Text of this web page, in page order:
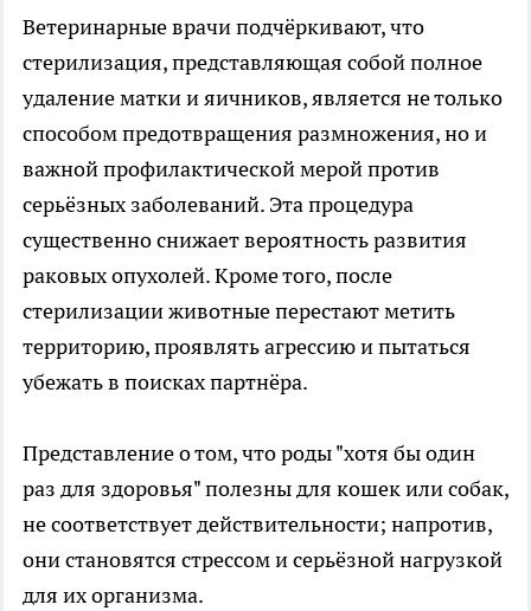
Ветеринарные врачи подчёркивают, что
стерилизация, представляющая собой полное
удаление матки и яичников, является не только
способом предотвращения размножения, но и
важной профилактической мерой против
серьёзных заболеваний. Эта процедура
существенно снижает вероятность развития
раковых опухолей. Кроме того, после
стерилизации животные перестают метить
территорию, проявлять агрессию и пытаться
убежать в поисках партнёра.
Представление о том, что роды "хотя бы один
раз для здоровья" полезны для кошек или собак,
не соответствует действительности; напротив,
они становятся стрессом и серьёзной нагрузкой
для их организма.